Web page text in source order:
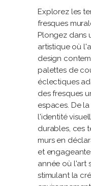
Explorez les
fresques
Plongez dans
artistique où
design
palettes de
éclectiques
des fresques
espaces. De
l'identité
durables, ces
murs en
et
année où l'art
stimulant la